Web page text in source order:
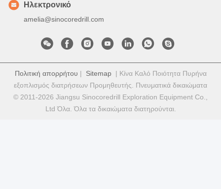
Ηλεκτρονικό
amelia@sinocoredrill.com
Πολιτική απορρήτου | Sitemap| Κίνα Καλό Ποιότητα Πυρήνα
εξοπλισμός διατρήσεων Προμηθευτής. Πνευματικά δικαιώματα
© 2011-2026 Jiangsu Sinocoredrill Exploration Equipment Co.,
Ltd Όλα. Όλα τα δικαιώματα διατηρούνται.